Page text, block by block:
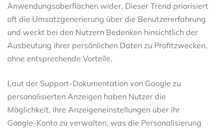
Anwendungsoberflächen wider. Dieser Trend priorisiert
oft die Umsatzgenerierung über die Benutzererfahrung
und weckt bei den Nutzern Bedenken hinsichtlich der
Ausbeutung ihrer persönlichen Daten zu Profitzwecken,
ohne entsprechende Vorteile.
Laut der Support-Dokumentation von Google zu
personalisierten Anzeigen haben Nutzer die
Möglichkeit, ihre Anzeigeneinstellungen über ihr
Google-Konto zu verwalten, was die Personalisierung